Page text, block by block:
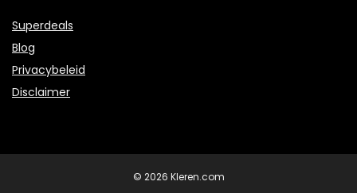
Superdeals
Blog
Privacybeleid
Disclaimer
© 2026 Kleren.com